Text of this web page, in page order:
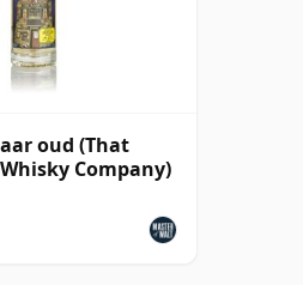
oud (That
Company)